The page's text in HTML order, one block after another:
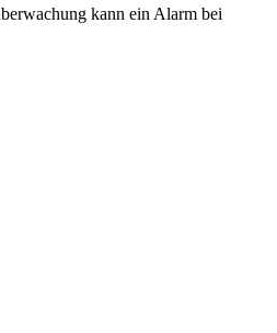
kann ein Alarm bei